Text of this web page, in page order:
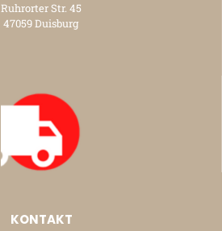
Ruhrorter Str. 45
47059 Duisburg
KONTAKT